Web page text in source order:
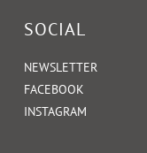
SOCIAL
NEWSLETTER
FACEBOOK
INSTAGRAM